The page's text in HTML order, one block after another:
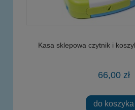
Kasa sklepowa czytnik i
66,00 zł
do koszyka